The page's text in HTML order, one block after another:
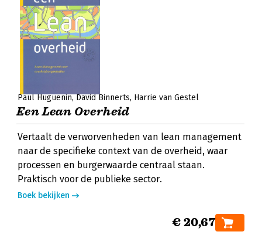
Paul Huguenin David Binnerts Harrie van Gestel
Een Lean Overheid
Vertaalt de verworvenheden van lean management
naar de specifieke context van de overheid, waar
processen en burgerwaarde centraal staan.
Praktisch voor de publieke sector.
Boek bekijken
€ 20,67